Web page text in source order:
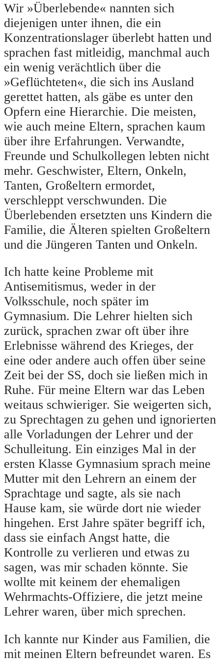
Wir »Überlebende« nannten sich
diejenigen unter ihnen, die ein
Konzentrationslager überlebt hatten und
sprachen fast mitleidig, manchmal auch
ein wenig verächtlich über die
»Geflüchteten«, die sich ins Ausland
gerettet hatten, als gäbe es unter den
Opfern eine Hierarchie. Die meisten,
wie auch meine Eltern, sprachen kaum
über ihre Erfahrungen. Verwandte,
Freunde und Schulkollegen lebten nicht
mehr. Geschwister, Eltern, Onkeln,
Tanten, Großeltern ermordet,
verschleppt verschwunden. Die
Überlebenden ersetzten uns Kindern die
Familie, die Älteren spielten Großeltern
und die Jüngeren Tanten und Onkeln.
Ich hatte keine Probleme mit
Antisemitismus, weder in der
Volksschule, noch später im
Gymnasium. Die Lehrer hielten sich
zurück, sprachen zwar oft über ihre
Erlebnisse während des Krieges, der
eine oder andere auch offen über seine
Zeit bei der SS, doch sie ließen mich in
Ruhe. Für meine Eltern war das Leben
weitaus schwieriger. Sie weigerten sich,
zu Sprechtagen zu gehen und ignorierten
alle Vorladungen der Lehrer und der
Schulleitung. Ein einziges Mal in der
ersten Klasse Gymnasium sprach meine
Mutter mit den Lehrern an einem der
Sprachtage und sagte, als sie nach
Hause kam, sie würde dort nie wieder
hingehen. Erst Jahre später begriff ich,
dass sie einfach Angst hatte, die
Kontrolle zu verlieren und etwas zu
sagen, was mir schaden könnte. Sie
wollte mit keinem der ehemaligen
Wehrmachts-Offiziere, die jetzt meine
Lehrer waren, über mich sprechen.
Ich kannte nur Kinder aus Familien, die
mit meinen Eltern befreundet waren. Es